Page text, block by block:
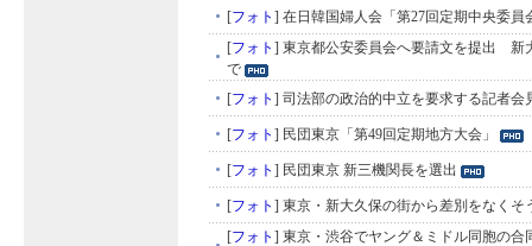
[フォト ] 在日韓国婦人会「第27回定期中央委員
[フォト ] 東京都公安委員会へ要請文を提出 新
で
[フォト ] 司法部の政治的中立を要求する記者会
[フォト ] 民団東京「第49回定期地方大会」
[フォト ] 民団東京 新三機関長を選出
[フォト ] 東京・新大久保の街から差別をなくそ
[フォト ] 東京・渋谷でヤング＆ミドル同胞の合